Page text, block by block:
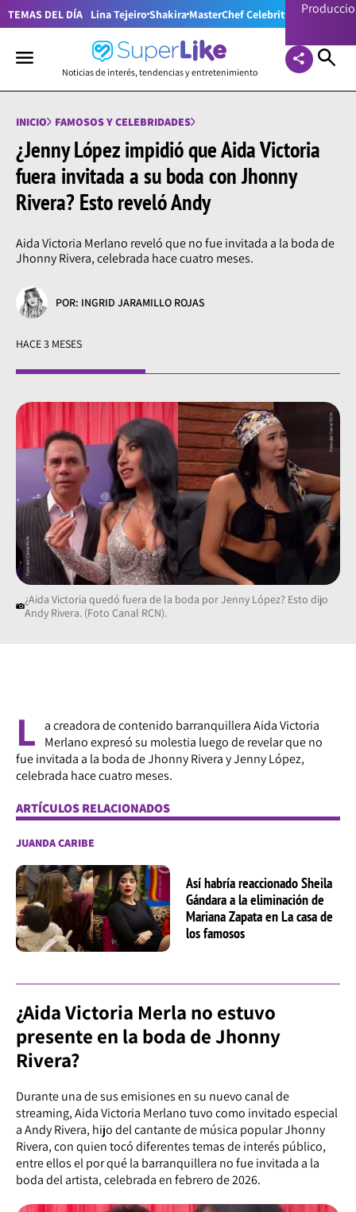
TEMAS DEL DÍA Lina TejeiroShakira MasterChef Celebrity Colombia
Noticias de interés, tendencias y entretenimiento
INICIO FAMOSOS Y CELEBRIDADES
¿Jenny López impidió que Aida Victoria
fuera invitada a su boda con Jhonny
Rivera? Esto reveló Andy
Aida Victoria Merlano reveló que no fue invitada a la boda de
Jhonny Rivera, celebrada hace cuatro meses.
POR: INGRID JARAMILLO ROJAS
HACE 3 MESES
¿Aida Victoria quedó fuera de la boda por Jenny López? Esto dijo
Andy Rivera. (Foto Canal RCN).
L
a creadora de contenido barranquillera Aida Victoria
Merlano expresó su molestia luego de revelar que no
fue invitada a la boda de Jhonny Rivera y Jenny López,
celebrada hace cuatro meses.
ARTÍCULOS RELACIONADOS
JUANDA CARIBE
Así habría reaccionado Sheila
Gándara a la eliminación de
Mariana Zapata en La casa de
los famosos
¿Aida Victoria Merla no estuvo
presente en la boda de Jhonny
Rivera?
Durante una de sus emisiones en su nuevo canal de
streaming, Aida Victoria Merlano tuvo como invitado especial
a Andy Rivera, hijo del cantante de música popular Jhonny
Rivera, con quien tocó diferentes temas de interés público,
entre ellos el por qué la barranquillera no fue invitada a la
boda del artista, celebrada en febrero de 2026.